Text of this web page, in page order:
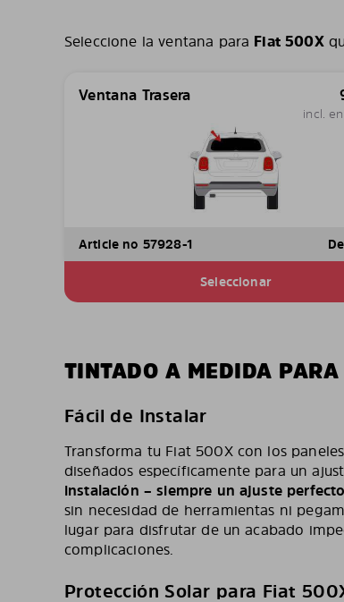
Seleccione la ventana para Fiat 500X
Ventana Trasera
incl.
Article no 57928-1
Seleccionar
TINTADO A MEDIDA
Fácil de Instalar
Transforma tu Fiat 500X con los
diseñados específicamente para un
instalación – siempre un ajuste perfecto
sin necesidad de herramientas ni
lugar para disfrutar de un acabado
complicaciones.
Protección Solar para Fiat